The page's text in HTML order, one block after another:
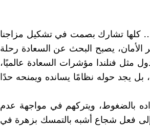
كلها تشارك بصمت في تشكيل مزاجنا
الأمان، يصبح البحث عن السعادة رحلة
مثل فنلندا مؤشرات السعادة عالميًا،
يجد حوله نظامًا يسانده ويمنحه حدًا
بالضغوط، ويتركهم في مواجهة عدم
إلى فعل شجاع أشبه بالتمسك بزهرة في